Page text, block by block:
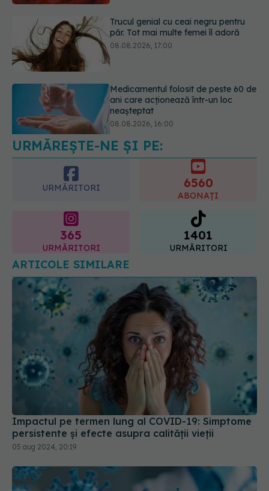
Medicamentul folosit de peste 60 de
ani care acționează într-un loc
Transpirații nocturne: semnul ignorat
care poate ascunde probleme
serioase de sănătate
URMĂREȘTE-NE ȘI PE:
URMĂRITORI
365 1401
URMĂRITORI
ARTICOLE SIMILARE
Impactul pe termen lung al COVID-19: Simptome
persistente și efecte asupra calității vieții